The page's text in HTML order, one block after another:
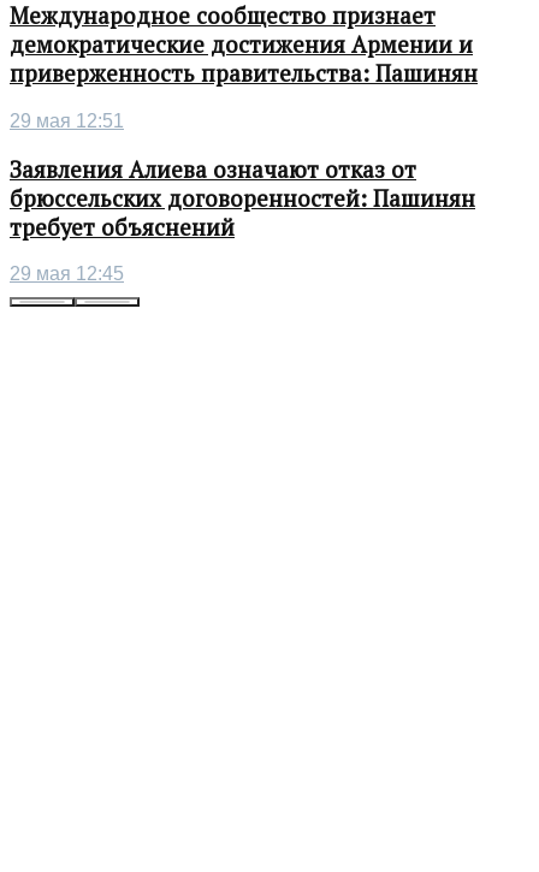
Международное сообщество признает
демократические достижения Армении и
приверженность правительства: Пашинян
29 мая 12:51
Заявления Алиева означают отказ от
брюссельских договоренностей: Пашинян
требует объяснений
29 мая 12:45